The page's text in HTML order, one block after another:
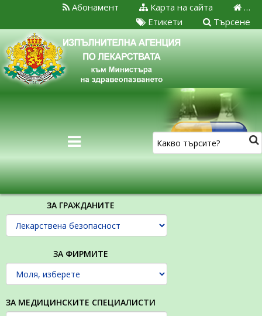
…
Карта на сайта
Абонамент
Търсене
Етикети
ЗА ГРАЖДАНИТЕ
ЗА ФИРМИТЕ
ЗА МЕДИЦИНСКИТЕ СПЕЦИАЛИСТИ